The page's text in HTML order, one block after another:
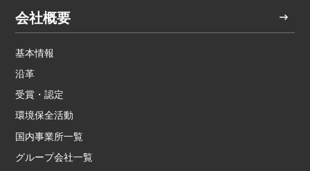
会社概要
基本情報
沿革
受賞・認定
環境保全活動
国内事業所一覧
グループ会社一覧